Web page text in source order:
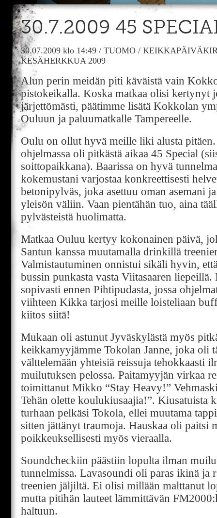
30.7.2009 45
30.07.2009 klo 14:49 / TUOMO /
KESÄHERKKUA 2009
Alun perin meidän piti käväistä vain
pistokeikalla. Koska matkaa olisi kertynyt
järjettömästi, päätimme lisätä Kokkolan
Ouluun ja paluumatkalle Tampereelle.
Oulu on ollut hyvä meille liki alusta
ohjelmassa oli pitkästä aikaa 45 Special
soittopaikkana). Baarissa on hyvä
kokemustani varjostaa konkreettisesti
betonipylväs, joka asettuu oman asemani
yleisön väliin. Vaan pientähän tuo, aina
pylvästeistä huolimatta.
Matkaa Ouluu kertyy kokonainen päivä,
Santun kanssa muutamalla drinkillä
Valmistautuminen onnistui sikäli hyvin,
bussin punkasta vasta Viitasaaren
sopivasti ennen Pihtipudasta, jossa
viihteen Kikka tarjosi meille loisteliaan
kiitos siitä!
Mukaan oli astunut Jyväskylästä myös
keikkamyyjämme Tokolan Janne, joka oli
välttelemään yhteisiä reissuja tehokkaasti
muilutuksen pelossa. Paitamyyjän virkaa
toimittanut Mikko “Stay Heavy!”
Tehän olette koulukiusaajia!”. Kiusatuista
turhaan pelkäsi Tokola, ellei muutama
sitten jättänyt traumoja. Hauskaa oli paitsi
poikkeuksellisesti myös vieraalla.
Soundcheckiin päästiin lopulta ilman
tunnelmissa. Lavasoundi oli paras ikinä ja
treenien jäljiltä. Ei olisi millään malttanut
mutta pitihän lauteet lämmittävän
haltuun.